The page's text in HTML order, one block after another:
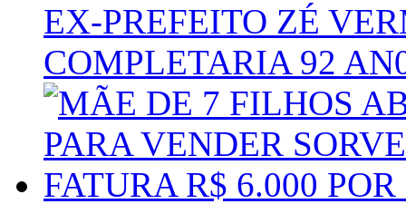
EX-PREFEITO ZÉ
COMPLETARIA 92